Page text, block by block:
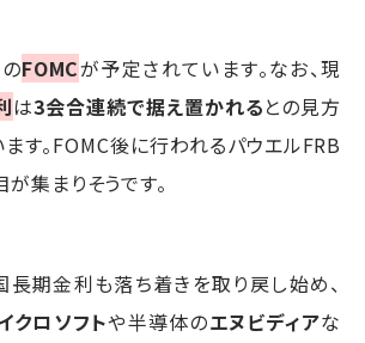
FOMCが予定されています。なお、現
は3会合連続で据え置かれるとの見方
ます。FOMC後に行われるパウエルFRB
集まりそうです。
期金利も落ち着きを取り戻し始め、
クロソフトや半導体のエヌビディアな